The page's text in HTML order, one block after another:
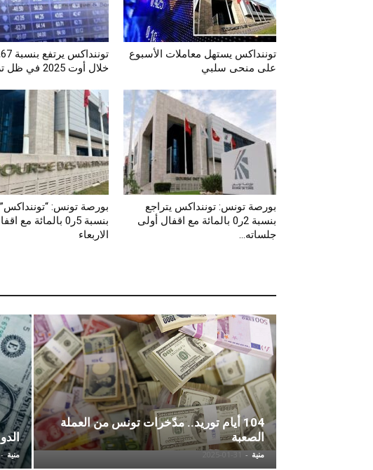
خلال أوت 2025 في ظل تراجع...
توننداكس يستهل معاملات الأسبوع
على منحى سلبي
بورصة تونس: “توننداكس”
بنسبة 5ر0 بالمائة
الاربعاء
بورصة تونس: توننداكس يتراجع
بنسبة 2ر0 بالمائة مع اقفال أولى
جلساته...
منية -
104 أيام توريد.. مدّخرات تونس من العملة
الصعبة
منية -